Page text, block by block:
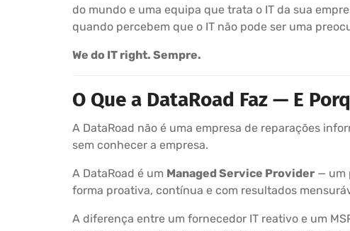
do mundo e uma equipa que trata o IT da sua
quando percebem que o IT não pode ser uma
We do IT right. Sempre.
O Que a DataRoad Faz — E
A DataRoad não é uma empresa de reparações
sem conhecer a empresa.
A DataRoad é um Managed Service Provider — um
forma proativa, contínua e com resultados
A diferença entre um fornecedor IT reativo e um